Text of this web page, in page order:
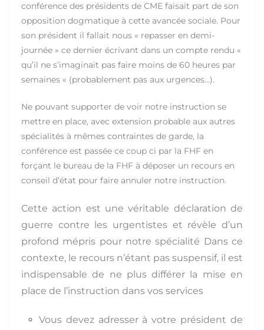
conférence des présidents de CME faisait part de son
opposition dogmatique à cette avancée sociale. Pour
son président il fallait nous « repasser en demi-
journée » ce dernier écrivant dans un compte rendu «
qu’il ne s’imaginait pas faire moins de 60 heures par
semaines « (probablement pas aux urgences…).
Ne pouvant supporter de voir notre instruction se
mettre en place, avec extension probable aux autres
spécialités à mêmes contraintes de garde, la
conférence est passée ce coup ci par la FHF en
forçant le bureau de la FHF à déposer un recours en
conseil d’état pour faire annuler notre instruction.
Cette action est une véritable déclaration de
guerre contre les urgentistes et révèle d’un
profond mépris pour notre spécialité Dans ce
contexte, le recours n’étant pas suspensif, il est
indispensable de ne plus différer la mise en
place de l’instruction dans vos services
Vous devez adresser à votre président de